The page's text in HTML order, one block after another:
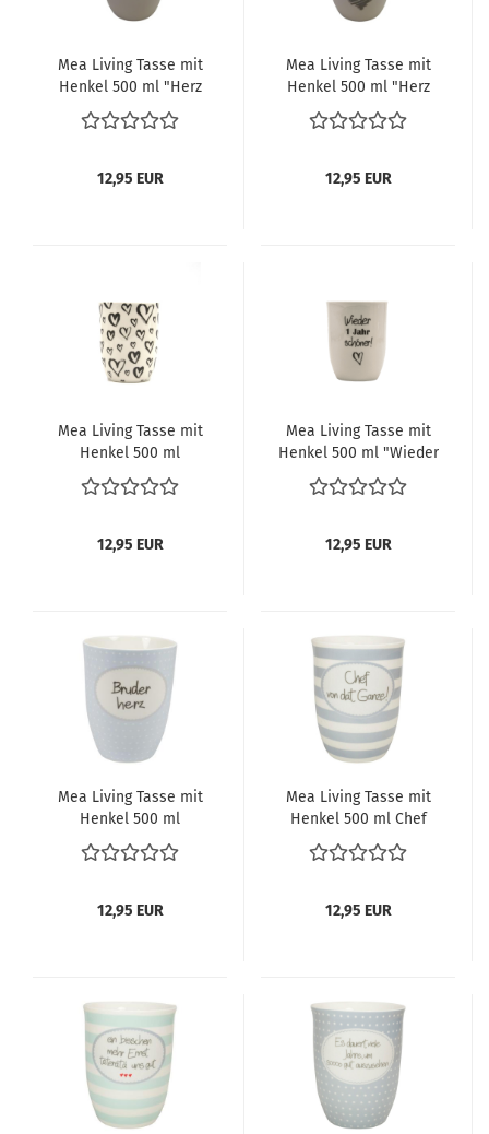
Mea Living Tasse mit
Henkel 500 ml "Herz
geschwungen Schön,
dass es dich gibt"
12,95 EUR
Mea Living Tasse mit
Henkel 500 ml "Herz
gestrichelt" anthrazit
12,95 EUR
Mea Living Tasse mit
Henkel 500 ml
"Herzen" anthrazit
12,95 EUR
Mea Living Tasse mit
Henkel 500 ml "Wieder
1 Jahr schöner!"
anthrazit
12,95 EUR
Mea Living Tasse mit
Henkel 500 ml
Bruderherz
12,95 EUR
Mea Living Tasse mit
Henkel 500 ml Chef
von dat Ganze
12,95 EUR